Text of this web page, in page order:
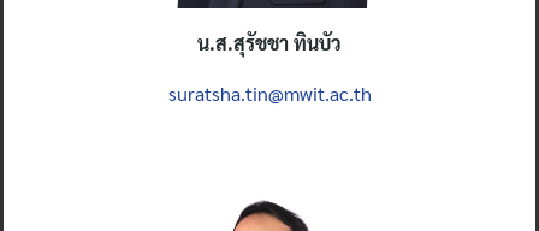
น.ส.สุรัชชา ทินบัว
suratsha.tin@mwit.ac.th